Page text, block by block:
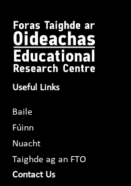
Useful Links
Baile
Fúinn
Nuacht
Taighde ag an FTO
Contact Us